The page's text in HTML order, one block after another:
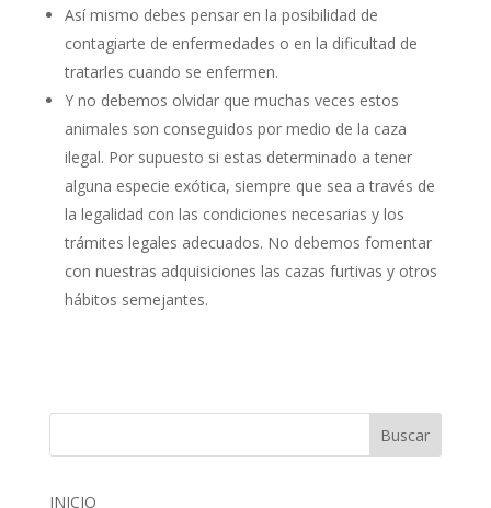
Así mismo debes pensar en la posibilidad de
contagiarte de enfermedades o en la dificultad de
tratarles cuando se enfermen.
Y no debemos olvidar que muchas veces estos
animales son conseguidos por medio de la caza
ilegal. Por supuesto si estas determinado a tener
alguna especie exótica, siempre que sea a través de
la legalidad con las condiciones necesarias y los
trámites legales adecuados. No debemos fomentar
con nuestras adquisiciones las cazas furtivas y otros
hábitos semejantes.
INICIO